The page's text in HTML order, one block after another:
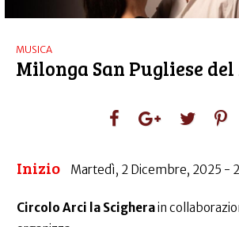
MUSICA
Milonga San Pugliese
Inizio Martedì, 2 Dicembre, 2025 -
Circolo Arci la Scigherain